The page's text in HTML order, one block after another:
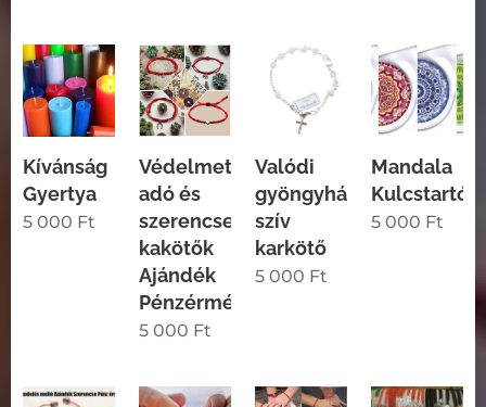
Kívánság
Gyertya
5 000 Ft
Védelmet
adó és
szerencsehozó
kakötők
Ajándék
Pénzérmével
5 000 Ft
Valódi
gyöngyház
szív
karkötő
5 000 Ft
Mandala
Kulcstartó
5 000 Ft